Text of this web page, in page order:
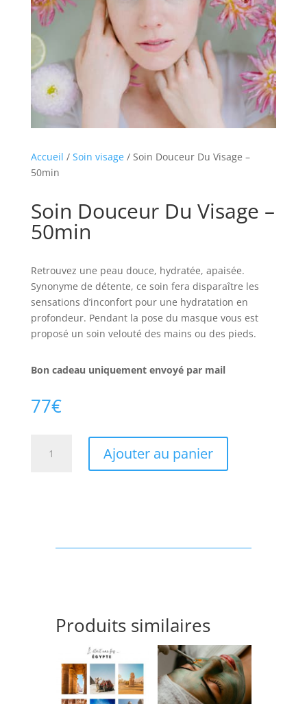
Accueil / Soin visage/ Soin Douceur Du Visage –
50min
Soin Douceur Du Visage –
50min
Retrouvez une peau douce, hydratée, apaisée.
Synonyme de détente, ce soin fera disparaître les
sensations d’inconfort pour une hydratation en
profondeur. Pendant la pose du masque vous est
proposé un soin velouté des mains ou des pieds.
Bon cadeau uniquement envoyé par mail
77€
50min
Ajouter au panier
Produits similaires